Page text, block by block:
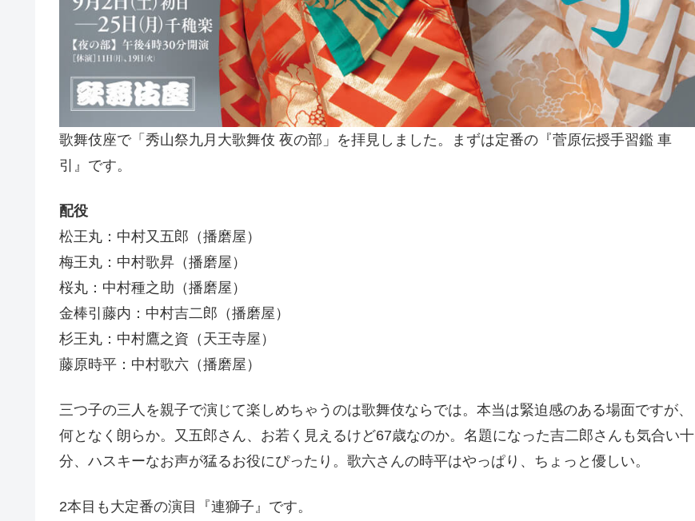
歌舞伎座で「秀山祭九月大歌舞伎 夜の部」を拝見しました。まずは定番の『菅原伝授手習鑑 車
引』です。
配役
松王丸：中村又五郎（播磨屋）
梅王丸：中村歌昇（播磨屋）
桜丸：中村種之助（播磨屋）
金棒引藤内：中村吉二郎（播磨屋）
杉王丸：中村鷹之資（天王寺屋）
藤原時平：中村歌六（播磨屋）
三つ子の三人を親子で演じて楽しめちゃうのは歌舞伎ならでは。本当は緊迫感のある場面ですが、
何となく朗らか。又五郎さん、お若く見えるけど67歳なのか。名題になった吉二郎さんも気合い十
分、ハスキーなお声が猛るお役にぴったり。歌六さんの時平はやっぱり、ちょっと優しい。
2本目も大定番の演目『連獅子』です。